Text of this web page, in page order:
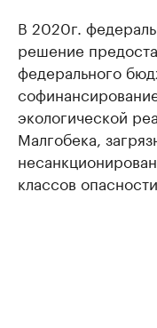
В 2020г.
решение
федерального
экологической
Малгобека,
классов